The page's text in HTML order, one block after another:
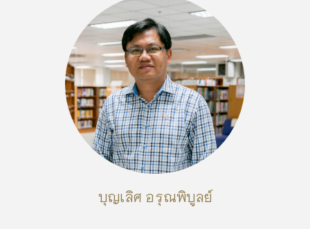
บุญเลิศ อรุณพิบูลย์